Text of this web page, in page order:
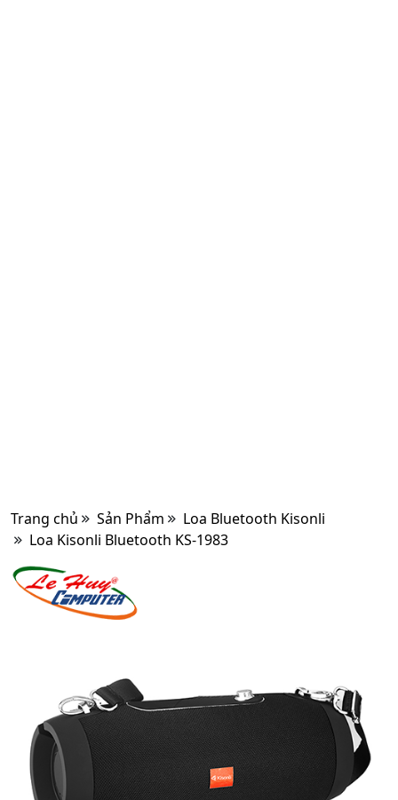
Trang chủ Sản Phẩm
Loa Bluetooth Kisonli
Loa Kisonli Bluetooth KS-1983